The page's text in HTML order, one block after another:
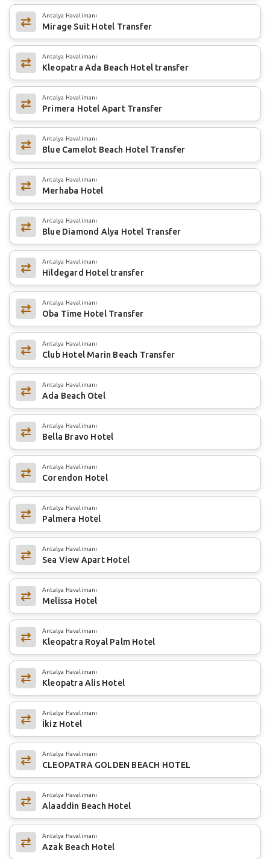
Antalya Havalimanı
Mirage Suit Hotel Transfer
Antalya Havalimanı
Kleopatra Ada Beach Hotel transfer
Antalya Havalimanı
Primera Hotel Apart Transfer
Antalya Havalimanı
Blue Camelot Beach Hotel Transfer
Antalya Havalimanı
Merhaba Hotel
Antalya Havalimanı
Blue Diamond Alya Hotel Transfer
Antalya Havalimanı
Hildegard Hotel transfer
Antalya Havalimanı
Oba Time Hotel Transfer
Antalya Havalimanı
Club Hotel Marin Beach Transfer
Antalya Havalimanı
Ada Beach Otel
Antalya Havalimanı
Bella Bravo Hotel
Antalya Havalimanı
Corendon Hotel
Antalya Havalimanı
Palmera Hotel
Antalya Havalimanı
Sea View Apart Hotel
Antalya Havalimanı
Melissa Hotel
Antalya Havalimanı
Kleopatra Royal Palm Hotel
Antalya Havalimanı
Kleopatra Alis Hotel
Antalya Havalimanı
İkiz Hotel
Antalya Havalimanı
CLEOPATRA GOLDEN BEACH HOTEL
Antalya Havalimanı
Alaaddin Beach Hotel
Antalya Havalimanı
Azak Beach Hotel